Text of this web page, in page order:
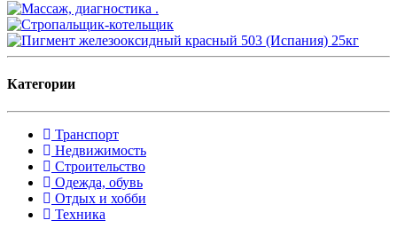
Категории
Транспорт
Недвижимость
Строительство
Одежда, обувь
Отдых и хобби
Техника